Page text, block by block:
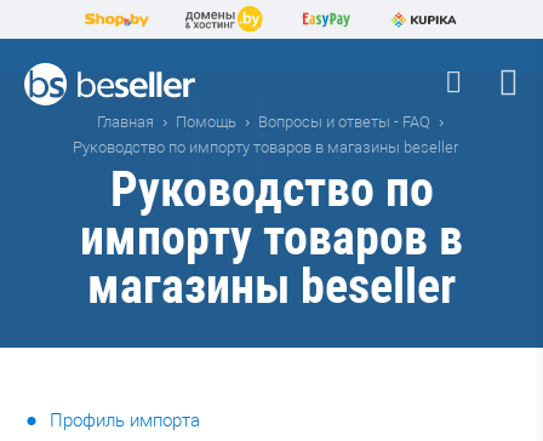
Главная Помощь
Вопросы и ответы - FAQ
Руководство по импорту товаров в магазины beseller
Руководство по
импорту товаров в
магазины beseller
Профиль импорта